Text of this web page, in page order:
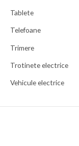
Tablete
Telefoane
Trimere
Trotinete electrice
Vehicule electrice